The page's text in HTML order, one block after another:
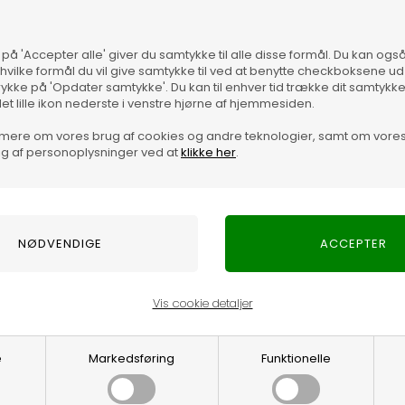
'Accepter alle' giver du samtykke til alle disse formål. Du kan
formål du vil give samtykke til ved at benytte checkboksene
på 'Opdater samtykke'. Du kan til enhver tid trække dit
lille ikon nederste i venstre hjørne af hjemmesiden.
om vores brug af cookies og andre teknologier, samt om
af personoplysninger ved atklikke her.
Markedsføring Funktionelle
Vis cookie detaljer
Særlige,
Brug dine